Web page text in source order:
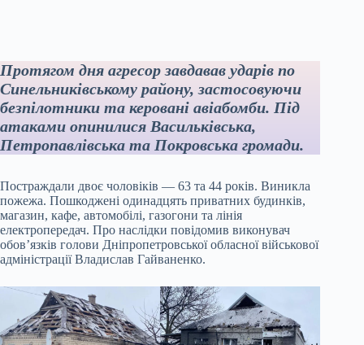
Протягом дня агресор завдавав ударів по
Синельниківському району, застосовуючи
безпілотники та керовані авіабомби. Під
атаками опинилися Васильківська,
Петропавлівська та Покровська громади.
Постраждали двоє чоловіків — 63 та 44 років. Виникла
пожежа. Пошкоджені одинадцять приватних будинків,
магазин, кафе, автомобілі, газогони та лінія
електропередач. Про наслідки повідомив виконувач
обов’язків голови Дніпропетровської обласної військової
адміністрації Владислав Гайваненко.